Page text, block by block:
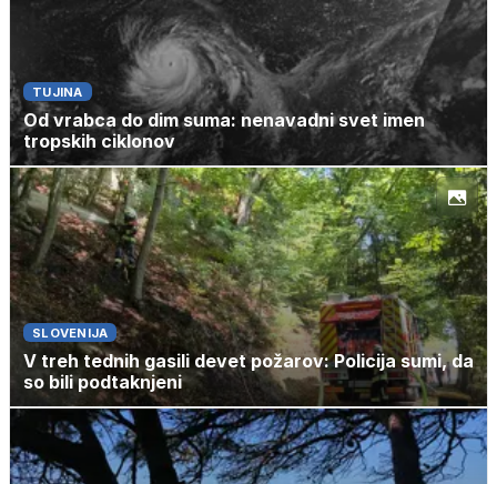
TUJINA
Od vrabca do dim suma: nenavadni svet imen
tropskih ciklonov
SLOVENIJA
V treh tednih gasili devet požarov: Policija sumi, da
so bili podtaknjeni